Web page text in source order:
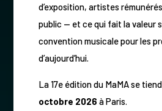
d’exposition, artistes
public — et ce qui fait la valeur
convention musicale pour les
d’aujourd’hui.
La 17e édition du MaMA se
octobre 2026 à Paris.